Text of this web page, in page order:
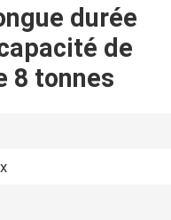
durée
de
8 tonnes